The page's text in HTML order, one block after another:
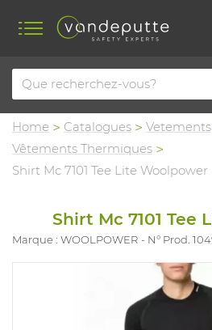
Home Catalogues
Vetements
Vêtements Thermiques
Shirt Mc 7101 Tee Lite Woolpower
Shirt Mc 7101 Tee
Marque : WOOLPOWER N° Prod.